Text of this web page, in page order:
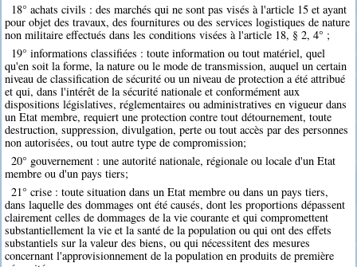
18° achats civils : des marchés qui ne sont pas visés à l'article 15 et ayant
pour objet des travaux, des fournitures ou des services logistiques de nature
non militaire effectués dans les conditions visées à l'article 18, § 2, 4° ;
19° informations classifiées : toute information ou tout matériel, quel
qu'en soit la forme, la nature ou le mode de transmission, auquel un certain
niveau de classification de sécurité ou un niveau de protection a été attribué
et qui, dans l'intérêt de la sécurité nationale et conformément aux
dispositions législatives, réglementaires ou administratives en vigueur dans
un Etat membre, requiert une protection contre tout détournement, toute
destruction, suppression, divulgation, perte ou tout accès par des personnes
non autorisées, ou tout autre type de compromission;
20° gouvernement : une autorité nationale, régionale ou locale d'un Etat
membre ou d'un pays tiers;
21° crise : toute situation dans un Etat membre ou dans un pays tiers,
dans laquelle des dommages ont été causés, dont les proportions dépassent
clairement celles de dommages de la vie courante et qui compromettent
substantiellement la vie et la santé de la population ou qui ont des effets
substantiels sur la valeur des biens, ou qui nécessitent des mesures
concernant l'approvisionnement de la population en produits de première